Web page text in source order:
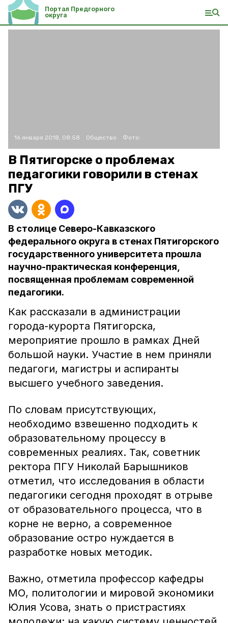
Портал Предгорного
округа
16 января 2018, 08:58 Общество Фото:
В Пятигорске о проблемах
педагогики говорили в стенах
ПГУ
В столице Северо-Кавказского
федерального округа в стенах Пятигорского
государственного университета прошла
научно-практическая конференция,
посвященная проблемам современной
педагогики.
Как рассказали в администрации
города-курорта Пятигорска,
мероприятие прошло в рамках Дней
большой науки. Участие в нем приняли
педагоги, магистры и аспиранты
высшего учебного заведения.
По словам присутствующих,
необходимо взвешенно подходить к
образовательному процессу в
современных реалиях. Так, советник
ректора ПГУ Николай Барышников
отметил, что исследования в области
педагогики сегодня проходят в отрыве
от образовательного процесса, что в
корне не верно, а современное
образование остро нуждается в
разработке новых методик.
Важно, отметила профессор кафедры
МО, политологии и мировой экономики
Юлия Усова, знать о пристрастиях